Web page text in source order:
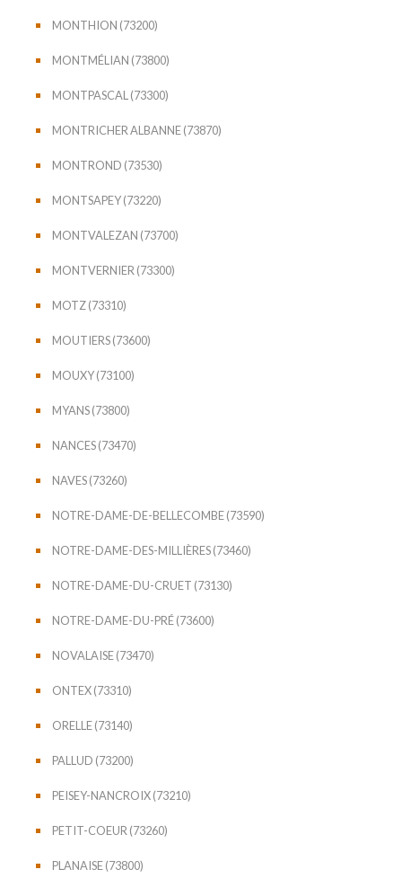
MONTHION (73200)
MONTMÉLIAN (73800)
MONTPASCAL (73300)
MONTRICHER ALBANNE (73870)
MONTROND (73530)
MONTSAPEY (73220)
MONTVALEZAN (73700)
MONTVERNIER (73300)
MOTZ (73310)
MOUTIERS (73600)
MOUXY (73100)
MYANS (73800)
NANCES (73470)
NAVES (73260)
NOTRE-DAME-DE-BELLECOMBE (73590)
NOTRE-DAME-DES-MILLIÈRES (73460)
NOTRE-DAME-DU-CRUET (73130)
NOTRE-DAME-DU-PRÉ (73600)
NOVALAISE (73470)
ONTEX (73310)
ORELLE (73140)
PALLUD (73200)
PEISEY-NANCROIX (73210)
PETIT-COEUR (73260)
PLANAISE (73800)